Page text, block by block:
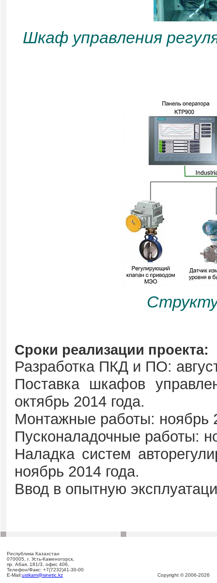
Шкаф управления
Сроки реализации проекта:
Разработка ПКД и ПО:
Поставка шкафов
октябрь 2014 года.
Монтажные работы: ноябрь
Пусконаладочные работы:
Наладка систем
ноябрь 2014 года.
Ввод в опытную
Республика Казахстан
070005, г. Усть-Каменогорск,
пр. Абая, 181/3, офис 406,
Телефон/Факс: +7(7232)41-30-00
E-Mail:ustkam@sinetic.kz Copyright © 2006-2026